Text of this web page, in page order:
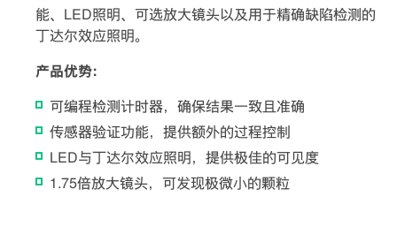
能、LED照明、可选放大镜头以及用于精确缺陷检测的
丁达尔效应照明。
产品优势：
可编程检测计时器，确保结果一致且准确
传感器验证功能，提供额外的过程控制
LED与丁达尔效应照明，提供极佳的可见度
1.75倍放大镜头，可发现极微小的颗粒